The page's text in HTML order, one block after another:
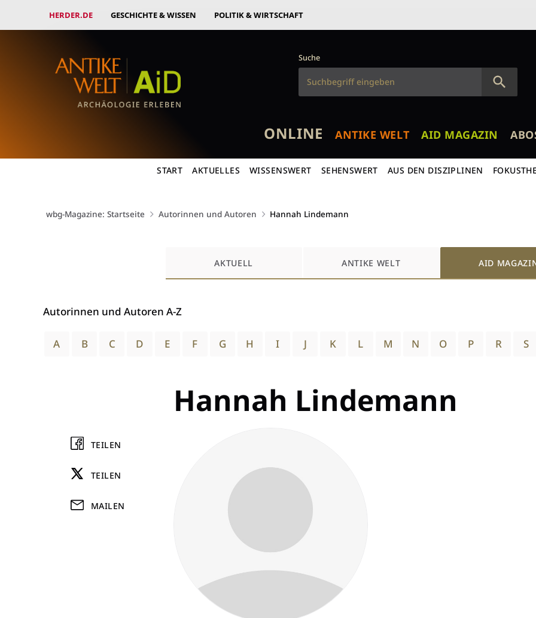
HERDER.DE GESCHICHTE & WISSEN POLITIK & WIRTSCHAFT
Suche
ONLINE ANTIKE WELT AID MAGAZIN
START AKTUELLES WISSENSWERT SEHENSWERT AUS DEN DISZIPLINEN
wbg-Magazine: Startseite Autorinnen und Autoren Hannah Lindemann
AKTUELL ANTIKE WELT AID
Autorinnen und Autoren A-Z
A B C D E F G H I J K L M N O P R S
Hannah Lindemann
TEILEN
TEILEN
MAILEN